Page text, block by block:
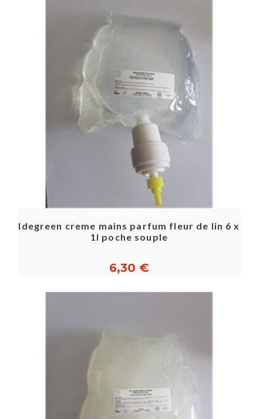
Idegreen creme mains parfum fleur de lin 6 x
1l poche souple
6,30 €